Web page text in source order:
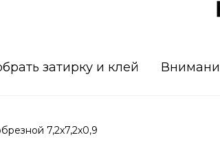
затирку и клей
7,2x7,2x0,9